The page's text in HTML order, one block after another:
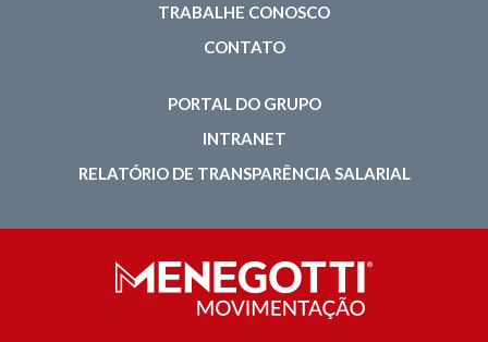
TRABALHE CONOSCO
CONTATO
PORTAL DO GRUPO
INTRANET
RELATÓRIO DE TRANSPARÊNCIA SALARIAL